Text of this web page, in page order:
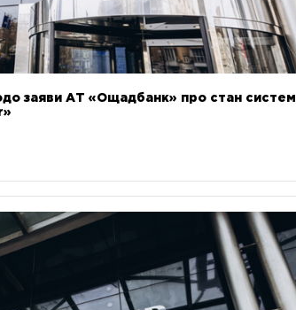
заяви АТ «Ощадбанк» про стан систем